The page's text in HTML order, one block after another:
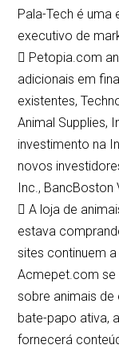
Pala-Tech é
executivo de
 Petopia.com
adicionais em
existentes,
Animal Supplies,
investimento na
novos
Inc.,
 A loja de
estava
sites continuem
Acmepet.com
sobre animais
bate-papo ativa,
fornecerá